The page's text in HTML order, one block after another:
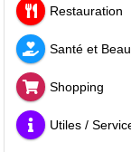
Restauration
Santé et
Shopping
Utiles /